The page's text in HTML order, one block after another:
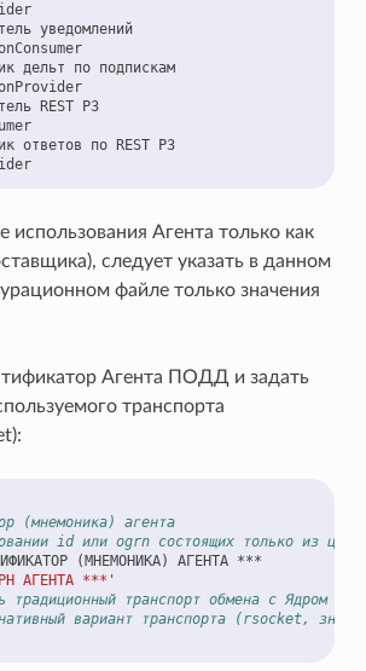
уведомлений
дельт по подпискам
REST РЗ
ответов по REST РЗ
использования Агента только как
следует указать в данном
файле только значения
Агента ПОДД и задать
транспорта
(мнемоника) агента
id или ogrn состоящих только из
(МНЕМОНИКА) АГЕНТА ***
АГЕНТА ***'
традиционный транспорт обмена с Ядром
вариант транспорта (rsocket,